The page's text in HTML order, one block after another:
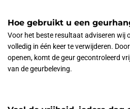
Hoe gebruikt u een
Voor het beste resultaat adviseren wij
volledig in één keer te verwijderen.
openen, komt de geur gecontroleerd
van de geurbeleving.